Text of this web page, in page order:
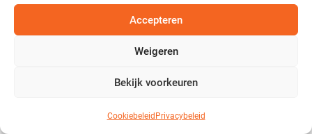
Accepteren
Weigeren
Bekijk voorkeuren
Cookiebeleid Privacybeleid
Lease
Over Kaigoed Fietsen